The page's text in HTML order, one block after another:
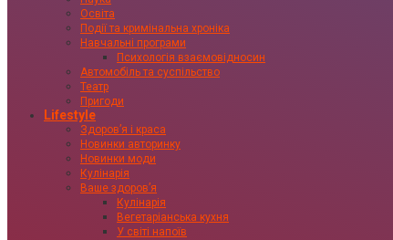
Освіта
Події та кримінальна хроніка
Навчальні програми
Психологія взаємовідносин
Автомобіль та суспільство
Театр
Пригоди
Lifestyle
Здоровʼя і краса
Новинки авторинку
Новинки моди
Кулінарія
Ваше здоровʼя
Кулінарія
Вегетаріанська кухня
У світі напоїв